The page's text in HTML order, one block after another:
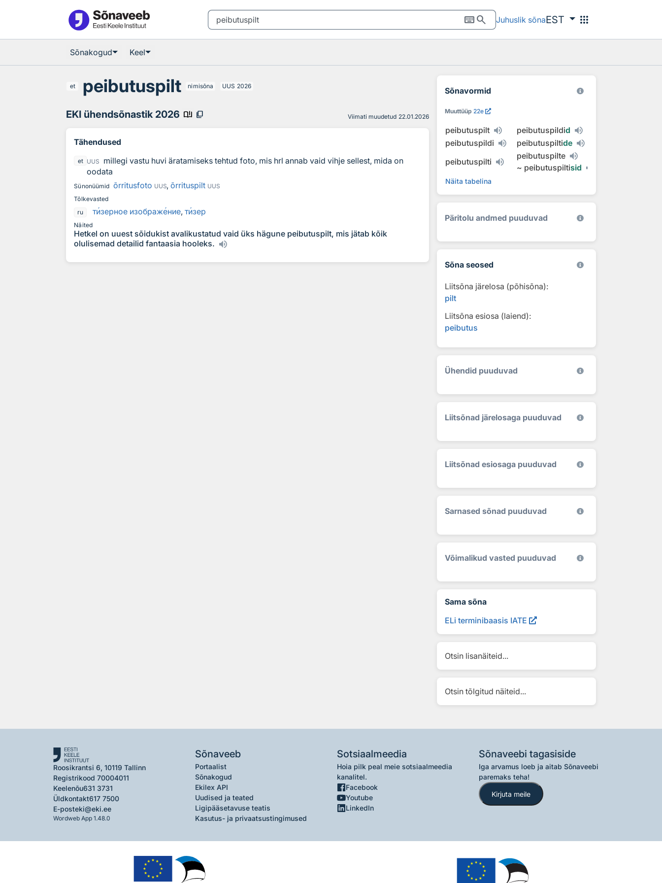
keyboardsearch Juhuslik sõnaEST apps
Sõnakogud Keel
et peibutuspilt nimisõna UUS 2026
EKI ühendsõnastik 2026 book_ribbon content_copy Viimati muudetud 22.01.2026
Tähendused
et UUS
millegi vastu huvi äratamiseks tehtud foto, mis hrl annab vaid vihje sellest, mida on
oodata
Sünonüümid õrritusfoto UUS, õrrituspilt UUS
Tõlkevasted
ru
тизерное изображение, тизер
Näited
Hetkel on uuest sõidukist avalikustatud vaid üks hägune peibutuspilt, mis jätab kõik
olulisemad detailid fantaasia hooleks.
Sõnavormid
Muuttüüp 22e
peibutuspilt peibutuspildid
peibutuspildi
peibutuspiltide
peibutuspilti
peibutuspilte
~ peibutuspiltisid
Näita tabelina
Päritolu andmed puuduvad
Sõna seosed
Liitsõna järelosa (põhisõna):
pilt
Liitsõna esiosa (laiend):
peibutus
Ühendid puuduvad
Liitsõnad järelosaga puuduvad
Liitsõnad esiosaga puuduvad
Sarnased sõnad puuduvad
Võimalikud vasted puuduvad
Sama sõna
ELi terminibaasis IATE
Otsin lisanäiteid...
Otsin tõlgitud näiteid...
Roosikrantsi 6, 10119 Tallinn
Registrikood 70004011
Keelenõu631 3731
Üldkontakt617 7500
E-posteki@eki.ee
Wordweb App 1.48.0
Sõnaveeb
Portaalist
Sõnakogud
Ekilex API
Uudised ja teated
Ligipääsetavuse teatis
Kasutus- ja privaatsustingimused
Sotsiaalmeedia
Hoia pilk peal meie sotsiaalmeedia
kanalitel.
Facebook
Youtube
LinkedIn
Sõnaveebi tagasiside
Iga arvamus loeb ja aitab Sõnaveebi
paremaks teha!
Kirjuta meile